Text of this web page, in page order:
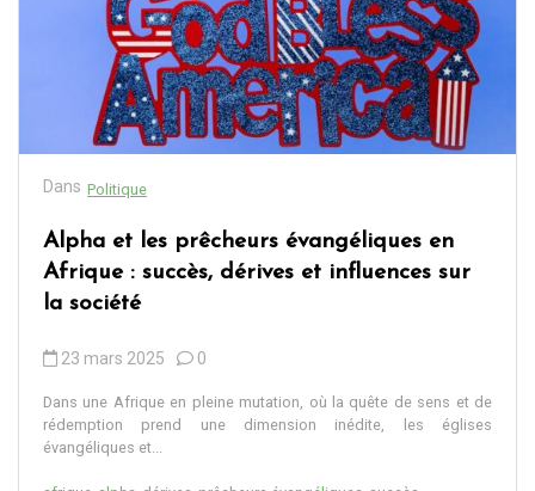
Dans Politique
Alpha et les prêcheurs évangéliques en
Afrique : succès, dérives et influences sur
la société
23 mars 2025 0
Dans une Afrique en pleine mutation, où la quête de sens et de
rédemption prend une dimension inédite, les églises
évangéliques et...